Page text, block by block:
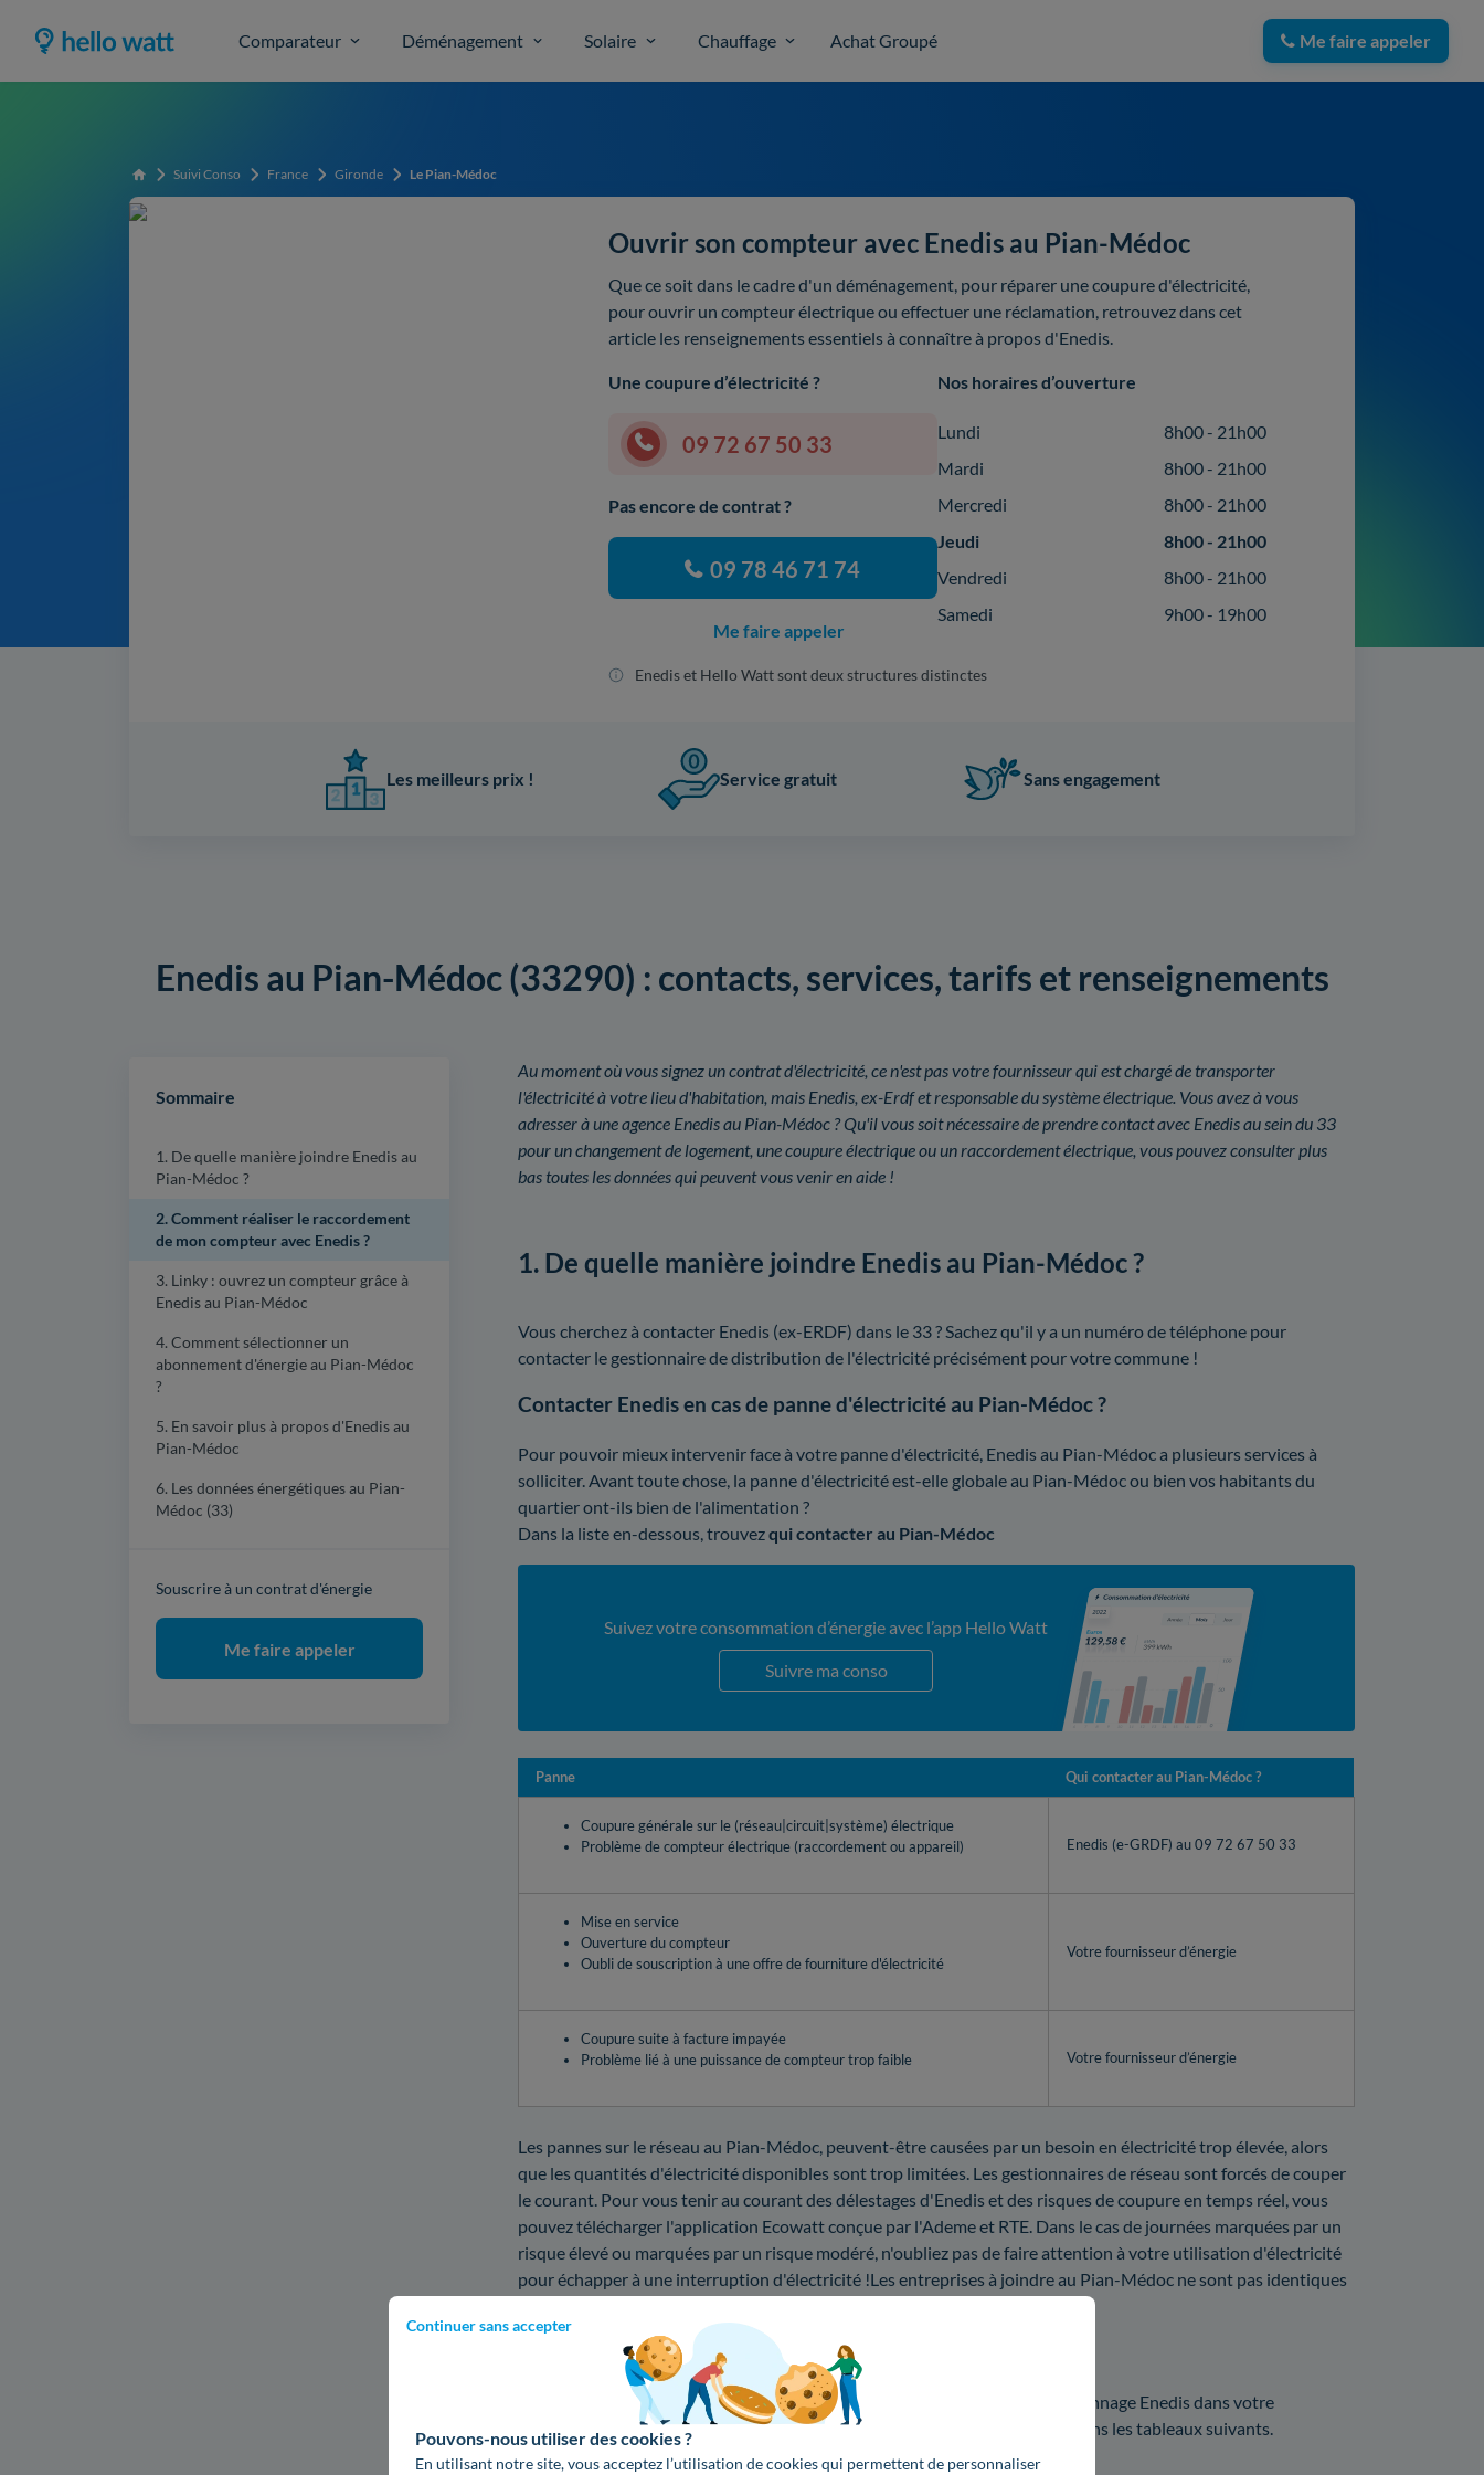
Comparateur Déménagement Solaire Chauffage Achat Groupé Me faire appeler
Continuer sans accepter
Pouvons-nous utiliser des cookies ?
En utilisant notre site, vous acceptez l’utilisation de cookies qui permettent de personnaliser
Accueil Suivi Conso France Gironde Le Pian-Médoc
Ouvrir son compteur avec Enedis au Pian-Médoc
Que ce soit dans le cadre d'un déménagement, pour réparer une coupure d'électricité,
pour ouvrir un compteur électrique ou effectuer une réclamation, retrouvez dans cet
article les renseignements essentiels à connaître à propos d'Enedis.
Une coupure d’électricité ?
09 72 67 50 33
Pas encore de contrat ?
09 78 46 71 74
Me faire appeler
Nos horaires d’ouverture
Lundi
8h00 - 21h00
Mardi
8h00 - 21h00
Mercredi
8h00 - 21h00
Jeudi
8h00 - 21h00
Vendredi
8h00 - 21h00
Samedi
9h00 - 19h00
Enedis et Hello Watt sont deux structures distinctes
Les meilleurs prix ! Service gratuit Sans engagement
Enedis au Pian-Médoc (33290) : contacts, services, tarifs et renseignements
Sommaire
1. De quelle manière joindre Enedis au
Pian-Médoc ?
2. Comment réaliser le raccordement
de mon compteur avec Enedis ?
3. Linky : ouvrez un compteur grâce à
Enedis au Pian-Médoc
4. Comment sélectionner un
abonnement d'énergie au Pian-Médoc
?
5. En savoir plus à propos d'Enedis au
Pian-Médoc
6. Les données énergétiques au Pian-
Médoc (33)
Souscrire à un contrat d'énergie
Me faire appeler
Au moment où vous signez un contrat d'électricité, ce n'est pas votre fournisseur qui est chargé de transporter
l'électricité à votre lieu d'habitation, mais Enedis, ex-Erdf et responsable du système électrique. Vous avez à vous
adresser à une agence Enedis au Pian-Médoc ? Qu'il vous soit nécessaire de prendre contact avec Enedis au sein du 33
pour un changement de logement, une coupure électrique ou un raccordement électrique, vous pouvez consulter plus
bas toutes les données qui peuvent vous venir en aide !
1. De quelle manière joindre Enedis au Pian-Médoc ?
Vous cherchez à contacter Enedis (ex-ERDF) dans le 33 ? Sachez qu'il y a un numéro de téléphone pour
contacter le gestionnaire de distribution de l'électricité précisément pour votre commune !
Contacter Enedis en cas de panne d'électricité au Pian-Médoc ?
Pour pouvoir mieux intervenir face à votre panne d'électricité, Enedis au Pian-Médoc a plusieurs services à
solliciter. Avant toute chose, la panne d'électricité est-elle globale au Pian-Médoc ou bien vos habitants du
quartier ont-ils bien de l'alimentation ?
Dans la liste en-dessous, trouvezqui contacter au Pian-Médoc
Suivez votre consommation d’énergie avec l’app Hello Watt
Suivre ma conso
Panne Qui contacter au Pian-Médoc ?
Coupure générale sur le (réseau|circuit|système) électrique
Problème de compteur électrique (raccordement ou appareil)
Enedis (e-GRDF) au 09 72 67 50 33
Mise en service
Ouverture du compteur
Oubli de souscription à une offre de fourniture d'électricité
Votre fournisseur d’énergie
Coupure suite à facture impayée
Problème lié à une puissance de compteur trop faible
Votre fournisseur d’énergie
Les pannes sur le réseau au Pian-Médoc, peuvent-être causées par un besoin en électricité trop élevée, alors
que les quantités d'électricité disponibles sont trop limitées. Les gestionnaires de réseau sont forcés de couper
le courant. Pour vous tenir au courant des délestages d'Enedis et des risques de coupure en temps réel, vous
pouvez télécharger l'application Ecowatt conçue par l'Ademe et RTE. Dans le cas de journées marquées par un
risque élevé ou marquées par un risque modéré, n'oubliez pas de faire attention à votre utilisation d'électricité
pour échapper à une interruption d'électricité !Les entreprises à joindre au Pian-Médoc ne sont pas identiques
Coupure au 33290 : combien coûte une intervention ?
Vous souhaitez vous renseigner dans un premier temps sur le prix d'un dépannage Enedis dans votre
département à savoir en Gironde ? Voici un récapitulatif des prix d'Enedis dans les tableaux suivants.
Modifier la puissance du compteur